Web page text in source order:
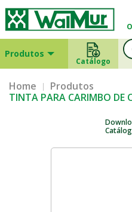
Produtos
Catálogo
Home
Produtos
TINTA PARA CARIMBO DE